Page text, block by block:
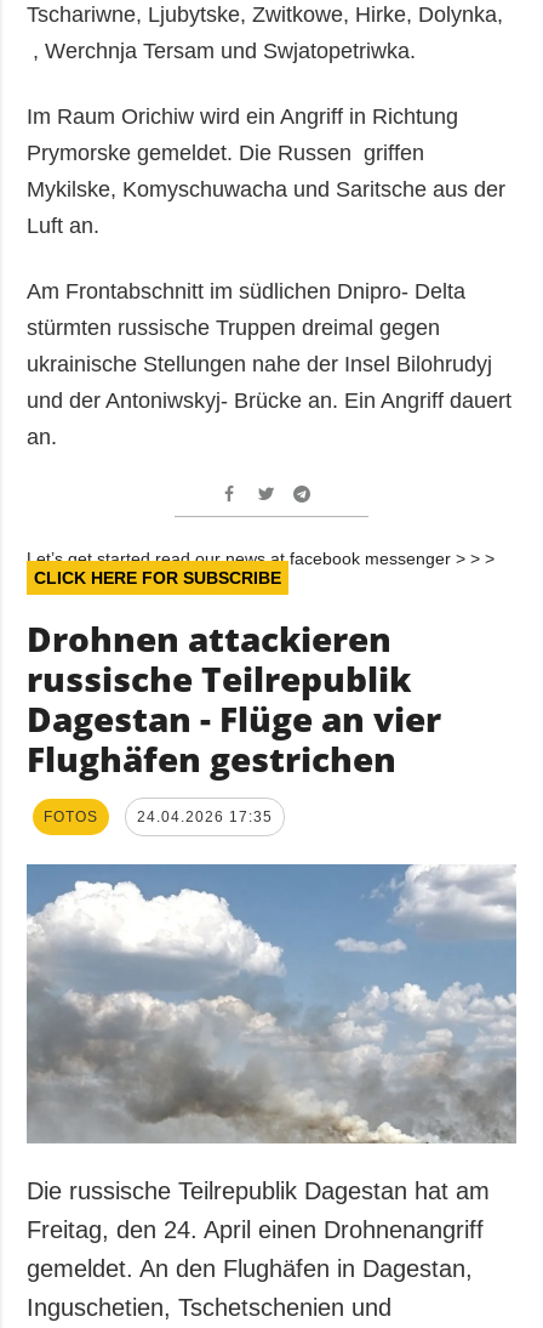
Tschariwne, Ljubytske, Zwitkowe, Hirke, Dolynka,
, Werchnja Tersam und Swjatopetriwka.
Im Raum Orichiw wird ein Angriff in Richtung
Prymorske gemeldet. Die Russen griffen
Mykilske, Komyschuwacha und Saritsche aus der
Luft an.
Am Frontabschnitt im südlichen Dnipro- Delta
stürmten russische Truppen dreimal gegen
ukrainische Stellungen nahe der Insel Bilohrudyj
und der Antoniwskyj- Brücke an. Ein Angriff dauert
an.
Let’s get started read our news at facebook messenger > > >
CLICK HERE FOR SUBSCRIBE
Drohnen attackieren
russische Teilrepublik
Dagestan - Flüge an vier
Flughäfen gestrichen
FOTOS 24.04.2026 17:35
Die russische Teilrepublik Dagestan hat am
Freitag, den 24. April einen Drohnenangriff
gemeldet. An den Flughäfen in Dagestan,
Inguschetien, Tschetschenien und